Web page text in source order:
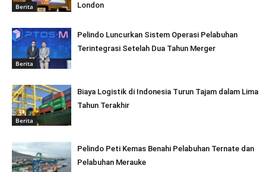
Berita
London
Berita
Pelindo Luncurkan Sistem Operasi Pelabuhan
Terintegrasi Setelah Dua Tahun Merger
Berita
Biaya Logistik di Indonesia Turun Tajam dalam Lima
Tahun Terakhir
Pelindo Peti Kemas Benahi Pelabuhan Ternate dan
Pelabuhan Merauke